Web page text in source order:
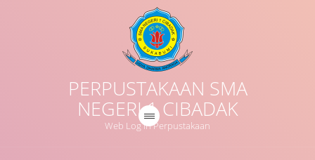
PERPUSTAKAAN SMA
NEGERI 1 CIBADAK
Web Log in Perpustakaan